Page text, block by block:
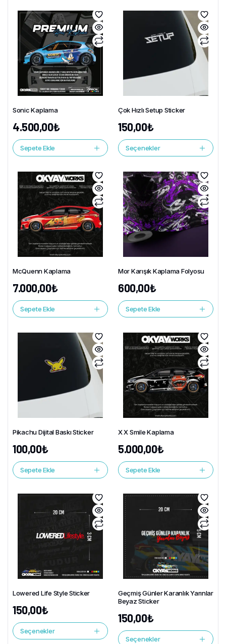
Sonic Kaplama
4.500,00₺
Sepete Ekle
Çok Hızlı Setup Sticker
150,00₺
Seçenekler
McQuenn Kaplama
7.000,00₺
Sepete Ekle
Mor Karışık Kaplama Folyosu
600,00₺
Sepete Ekle
Pikachu Dijital Baskı Sticker
100,00₺
Sepete Ekle
X X Smile Kaplama
5.000,00₺
Sepete Ekle
Lowered Life Style Sticker
150,00₺
Seçenekler
Geçmiş Günler Karanlık Yarınlar
Beyaz Sticker
150,00₺
Seçenekler